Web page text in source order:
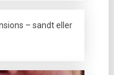
– sandt eller